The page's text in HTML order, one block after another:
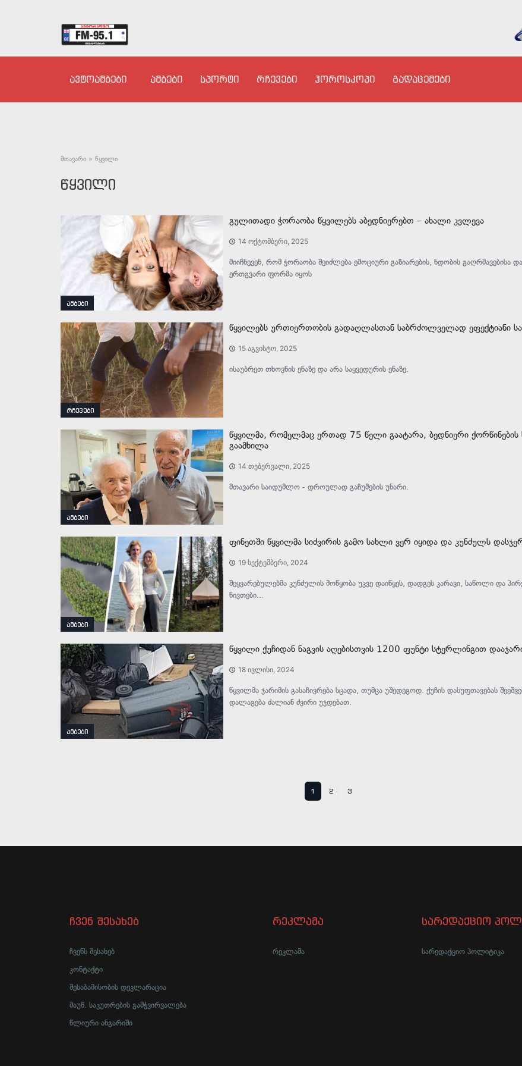
ავტოამბები ამბები სპორტი რჩევები ჰოროსკოპი გადაცემები
მთავარი » წყვილი
წყვილი
ამბები
გულითადი ჭორაობა წყვილებს აბედნიერებთ – ახალი კვლევა
14 ოქტომბერი, 2025
მიიჩნევენ, რომ ჭორაობა შეიძლება ემოციური გაზიარების, ნდობის გაღრმავებისა
ერთგვარი ფორმა იყოს
რჩევები
წყვილებს ურთიერთობის გადაღლასთან საბრძოლველად ეფექტიანი
15 აგვისტო, 2025
ისაუბრეთ თხოვნის ენაზე და არა საყვედურის ენაზე.
ამბები
წყვილმა, რომელმაც ერთად 75 წელი გაატარა, ბედნიერი
გაამხილა
14 თებერვალი, 2025
მთავარი საიდუმლო - დროულად გაჩუმების უნარი.
ამბები
ფინეთში წყვილმა სიძვირის გამო სახლი ვერ იყიდა და კუნძულს
19 სექტემბერი, 2024
შეყვარებულებმა კუნძულის მოწყობა უკვე დაიწყეს, დადგეს კარავი, საწოლი და
ნივთები...
ამბები
წყვილი ქუჩიდან ნაგვის აღებისთვის 1200 ფუნტი სტერლინგით
18 ივლისი, 2024
წყვილმა ჯარიმის გასაჩივრება სცადა, თუმცა უშედეგოდ. ქუჩის დასუფთავებას
დალაგება ძალიან ძვირი უჯდებათ.
1 2 3
ჩვენ შესახებ
ჩვენს შესახებ
კონტაქტი
შესაბამისობის დეკლარაცია
მაუწ. საკუთრების გამჭვირვალება
წლიური ანგარიში
რეკლამა
რეკლამა
სარედაქციო
სარედაქციო პოლიტიკა